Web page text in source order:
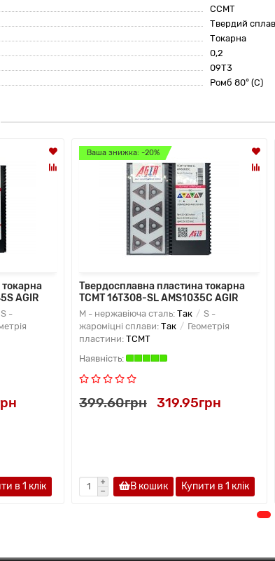
CCMT
Твердий сплав
Токарна
0,2
09T3
Ромб 80° (C)
AGIR
S -
в 1 клiк
Ваша знижка: -20%
Твердосплавна пластина токарна
TCMT 16T308-SL AMS1035C AGIR
M - нержавіюча сталь: Так
S -
жароміцні сплави: Так
Геометрія
пластини: TCMT
399.60грн 319.95грн
В кошик Купити в 1 клiк